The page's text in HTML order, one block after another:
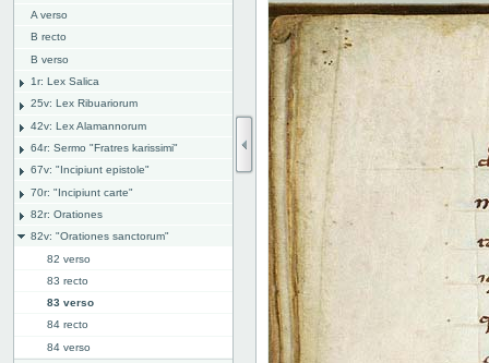
A verso
B recto
B verso
1r: Lex Salica
25v: Lex Ribuariorum
42v: Lex Alamannorum
64r: Sermo "Fratres karissimi"
67v: "Incipiunt epistole"
70r: "Incipiunt carte"
82r: Orationes
82v: "Orationes sanctorum"
82 verso
83 recto
83 verso
84 recto
84 verso